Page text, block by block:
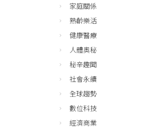
家庭關係
熟齡樂活
健康醫療
人體奧秘
秘辛趣聞
社會永續
全球趨勢
數位科技
經濟商業